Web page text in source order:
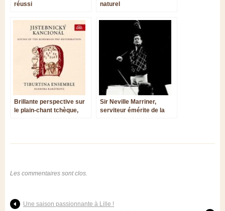
réussi
naturel
Brillante perspective sur
le plain-chant tchèque,
Sir Neville Marriner,
serviteur émérite de la
Les commentaires sont clos.
Une saison passionnante à Lille !